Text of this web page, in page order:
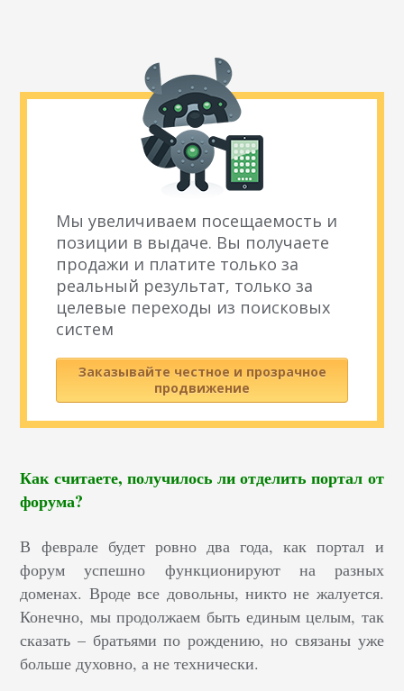
Мы увеличиваем посещаемость и
позиции в выдаче. Вы получаете
продажи и платите только за
реальный результат, только за
целевые переходы из поисковых
систем
Заказывайте честное и прозрачное
продвижение
Как считаете, получилось ли отделить портал от
форума?
В феврале будет ровно два года, как портал и
форум успешно функционируют на разных
доменах. Вроде все довольны, никто не жалуется.
Конечно, мы продолжаем быть единым целым, так
сказать – братьями по рождению, но связаны уже
больше духовно, а не технически.